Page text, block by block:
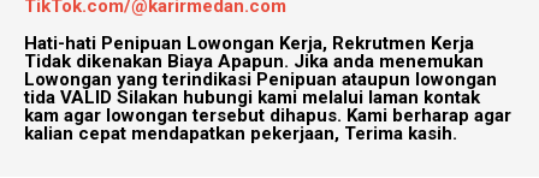
TikTok.com/@karirmedan.com
Hati-hati Penipuan Lowongan Kerja, Rekrutmen Kerja
Tidak dikenakan Biaya Apapun. Jika anda menemukan
Lowongan yang terindikasi Penipuan ataupun lowongan
tida VALID Silakan hubungi kami melalui laman kontak
kam agar lowongan tersebut dihapus. Kami berharap agar
kalian cepat mendapatkan pekerjaan, Terima kasih.